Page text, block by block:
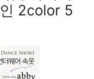
2color 5